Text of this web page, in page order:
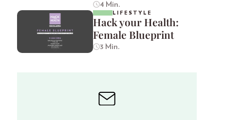
4 Min.
LIFESTYLE
Hack your Health:
Female Blueprint
3 Min.